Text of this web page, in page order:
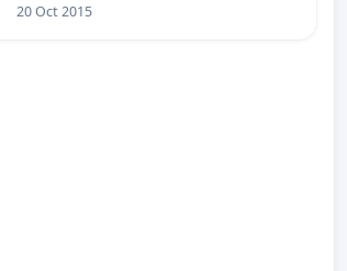
20 Oct 2015